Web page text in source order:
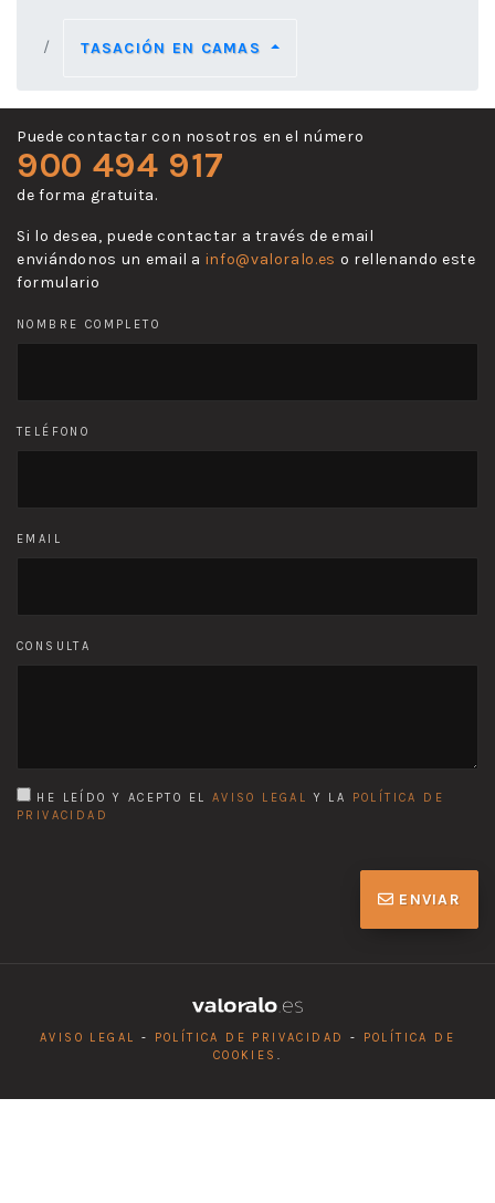
TASACIÓN EN CAMAS
Puede contactar con nosotros en el número
900 494 917
de forma gratuita.
Si lo desea, puede contactar a través de email
enviándonos un email a info@valoralo.es o rellenando este
formulario
NOMBRE COMPLETO
TELÉFONO
EMAIL
CONSULTA
HE LEÍDO Y ACEPTO EL AVISO LEGAL Y LA
POLÍTICA DE
PRIVACIDAD
ENVIAR
AVISO LEGAL - POLÍTICA DE PRIVACIDAD -
POLÍTICA DE
COOKIES .